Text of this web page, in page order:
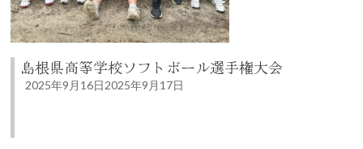
島根県高等学校ソフトボール選手権大会
2025年9月16日2025年9月17日